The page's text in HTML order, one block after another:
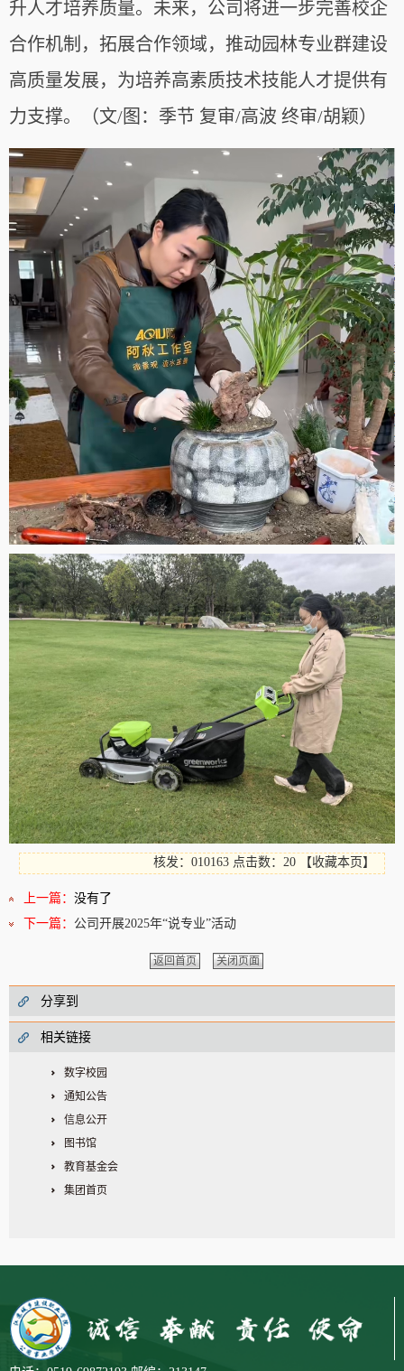
升人才培养质量。未来，公司将进一步完善校企
合作机制，拓展合作领域，推动园林专业群建设
高质量发展，为培养高素质技术技能人才提供有
力支撑。
（文/图：季节 复审/高波 终审/胡颖）
核发：010163 点击数：20 【收藏本页】
上一篇： 没有了
下一篇： 公司开展2025年“说专业”活动
返回首页 关闭页面
分享到
相关链接
数字校园
通知公告
信息公开
图书馆
教育基金会
集团首页